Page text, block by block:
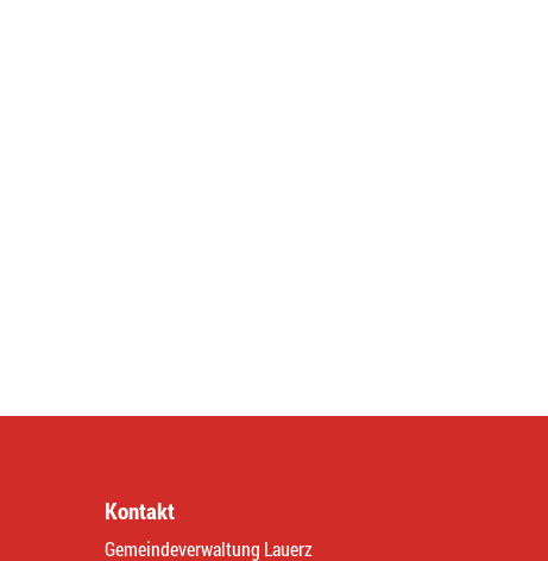
Kontakt
Gemeindeverwaltung Lauerz